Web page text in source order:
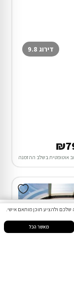
הודעות התחבר
דירוג 9.8
אוטומטית בשלב ההזמנה
מאשר הכל